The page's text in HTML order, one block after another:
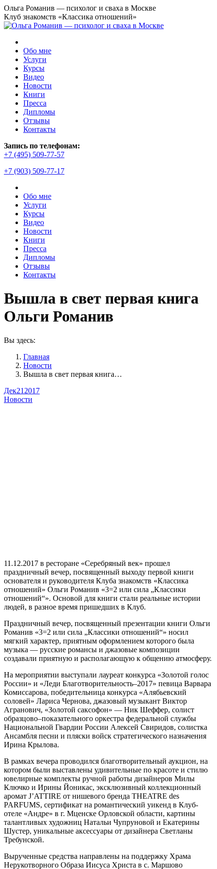
Перейти
к
содержанию
Ольга Романив — психолог и сваха в Москве
Клуб знакомств «Классика отношений»
Обо мне
Услуги
Курсы
Видео
Новости
Книги
Пресса
Дипломы
Отзывы
Контакты
Запись по телефонам:
+7 (495) 509-77-57
+7 (903) 509-77-17
Обо мне
Услуги
Курсы
Видео
Новости
Книги
Пресса
Дипломы
Отзывы
Контакты
Вышла в свет первая книга
Ольги Романив
Вы здесь:
Главная
Новости
Вышла в свет первая книга…
Дек21 2017
Новости
11.12.2017 в ресторане «Серебряный век» прошел
праздничный вечер, посвященный выходу первой книги
основателя и руководителя Клуба знакомств «Классика
отношений» Ольги Романив «3=2 или сила „Классики
отношений“». Основой для книги стали реальные истории
людей, в разное время пришедших в Клуб.
Праздничный вечер, посвященный презентации книги Ольги
Романив «3=2 или сила „Классики отношений“» носил
мягкий характер, приятным оформлением которого была
музыка — русские романсы и джазовые композиции
создавали приятную и располагающую к общению атмосферу.
На мероприятии выступали лауреат конкурса «Золотой голос
России» и «Леди Благотворительность–2017» певица Варвара
Комиссарова, победительница конкурса «Алябьевский
соловей» Лариса Чернова, джазовый музыкант Виктор
Агранович, «Золотой саксофон» — Ник Шеффер, солист
образцово–показательного оркестра федеральной службы
Национальной Гвардии России Алексей Свиридов, солистка
Ансамбля песни и пляски войск стратегического назначения
Ирина Крылова.
В рамках вечера проводился благотворительный аукцион, на
котором были выставлены удивительные по красоте и стилю
ювелирные комплекты ручной работы дизайнеров Милы
Ключко и Ирины Йоникас, эксклюзивный коллекционный
аромат J’ATTIRE от нишевого бренда THEATRE des
PARFUMS, сертификат на романтический уикенд в Клуб-
отеле «Андре» в г. Мценске Орловской области, картины
талантливых художниц Натальи Чупруновой и Екатерины
Шустер, уникальные аксессуары от дизайнера Светланы
Требунской.
Вырученные средства направлены на поддержку Храма
Нерукотворного Образа Иисуса Христа в с. Маршово